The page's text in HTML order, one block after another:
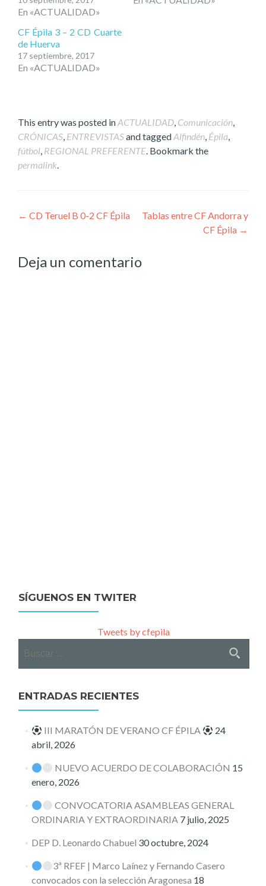
En «ACTUALIDAD»
CF Épila 3 – 2 CD Cuarte
de Huerva
17 septiembre, 2017
En «ACTUALIDAD»
This entry was posted inACTUALIDAD, Comunicación,
CRÓNICAS, ENTREVISTASand taggedAlfindén, Épila,
fútbol, REGIONAL PREFERENTE. Bookmark the
permalink.
Post
← CD Teruel B 0-2 CF Épila
Tablas entre CF Andorra y
CF Épila →
Deja un comentario
SÍGUENOS EN TWITER
Tweets by cfepila
ENTRADAS RECIENTES
III MARATÓN DE VERANO CF ÉPILA
24
abril, 2026
NUEVO ACUERDO DE COLABORACIÓN 15
enero, 2026
CONVOCATORIA ASAMBLEAS GENERAL
ORDINARIA Y EXTRAORDINARIA 7 julio, 2025
DEP D. Leonardo Chabuel 30 octubre, 2024
3ª RFEF | Marco Laínez y Fernando Casero
convocados con la selección Aragonesa 18